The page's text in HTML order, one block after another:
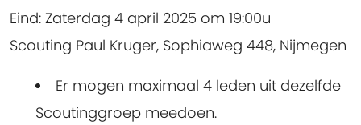
Eind: Zaterdag 4 april 2025 om 19:00u
Scouting Paul Kruger, Sophiaweg 448, Nijmegen
Er mogen maximaal 4 leden uit dezelfde
Scoutinggroep meedoen.